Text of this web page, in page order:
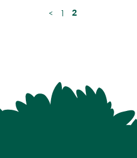
< 1 2